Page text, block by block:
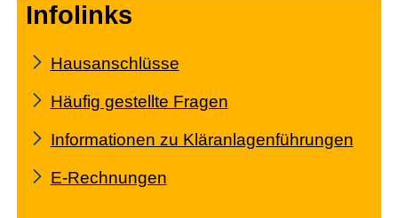
Infolinks
Hausanschlüsse
Häufig gestellte Fragen
Informationen zu Kläranlagenführungen
E-Rechnungen